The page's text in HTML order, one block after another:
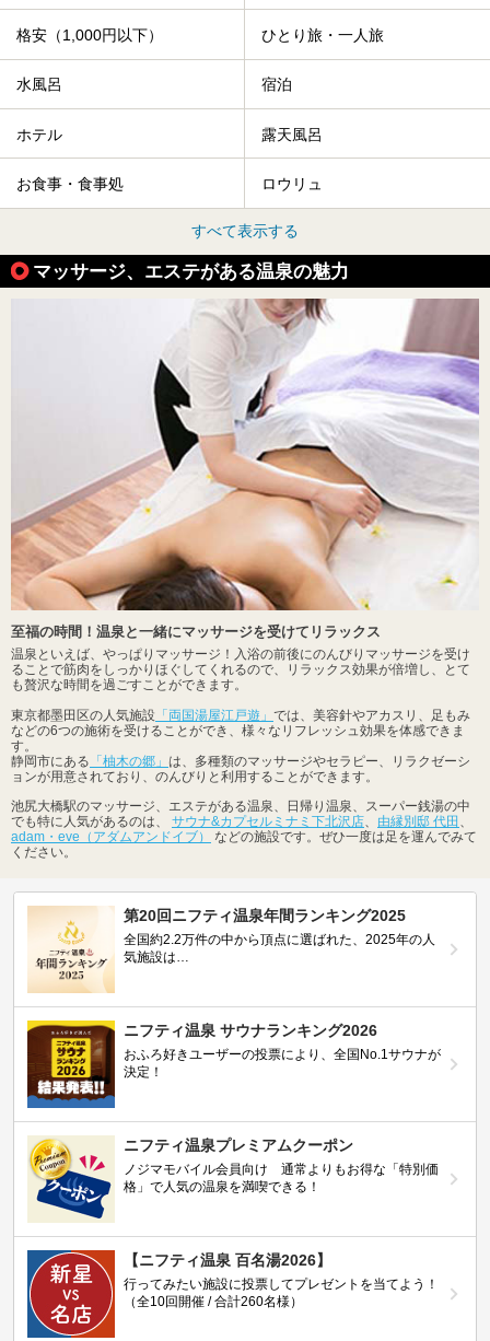
格安（1,000円以下） ひとり旅・一人旅
水風呂 宿泊
ホテル 露天風呂
お食事・食事処 ロウリュ
すべて表示する
マッサージ、エステがある温泉の魅力
至福の時間！温泉と一緒にマッサージを受けてリラックス
温泉といえば、やっぱりマッサージ！入浴の前後にのんびりマッサージを受け
ることで筋肉をしっかりほぐしてくれるので、リラックス効果が倍増し、とて
も贅沢な時間を過ごすことができます。
東京都墨田区の人気施設 「両国湯屋江戸遊」 では、美容針やアカスリ、足もみ
などの6つの施術を受けることができ、様々なリフレッシュ効果を体感できま
す。
静岡市にある 「柚木の郷」 は、多種類のマッサージやセラピー、リラクゼーシ
ョンが用意されており、のんびりと利用することができます。
池尻大橋駅のマッサージ、エステがある温泉、日帰り温泉、スーパー銭湯の中
でも特に人気があるのは、 サウナ&カプセルミナミ下北沢店 由縁別邸 代田
adam・eve（アダムアンドイブ）
などの施設です。ぜひ一度は足を運んでみて
ください。
第20回ニフティ温泉年間ランキング2025
全国約2.2万件の中から頂点に選ばれた、2025年の人
気施設は…
ニフティ温泉 サウナランキング2026
おふろ好きユーザーの投票により、全国No.1サウナが
決定！
ニフティ温泉プレミアムクーポン
ノジマモバイル会員向け 通常よりもお得な「特別価
格」で人気の温泉を満喫できる！
【ニフティ温泉 百名湯2026】
行ってみたい施設に投票してプレゼントを当てよう！
（全10回開催 / 合計260名様）